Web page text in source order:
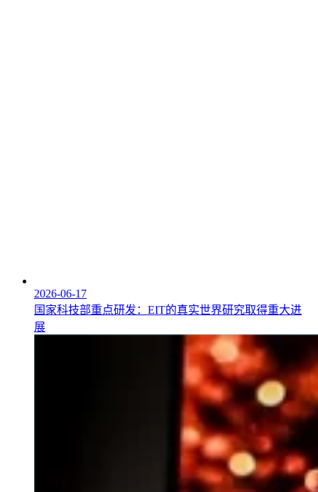
2026-06-17
国家科技部重点研发：EIT的真实世界研究取得重大进
展